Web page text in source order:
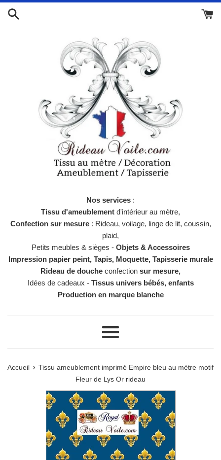
Passer
Nos services :
Tissu d'ameublement d'intérieur au mètre,
Confection sur mesure: Rideau, voilage, linge de lit, coussin,
plaid,
Petits meubles & sièges - Objets & Accessoires
Impression papier peint, Tapis, Moquette, Tapisserie murale
Rideau de douche confection sur mesure,
Idées de cadeaux - Tissus univers bébés, enfants
Production en marque blanche
Menu
Accueil › Tissu ameublement imprimé Empire bleu au mètre motif
Fleur de Lys Or rideau